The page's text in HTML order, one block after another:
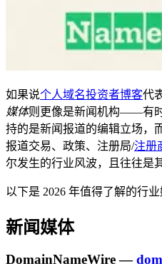
如果说个人域名投资者博客代
媒体则更像是新闻机构——有
持的是新闻报道的编辑立场，
报道交易、政策、注册局/注册
尔发生的行业风波，且往往是
以下是 2026 年值得了解的行业
新闻媒体
DomainNameWire —